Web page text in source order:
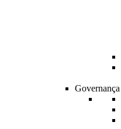
Governança